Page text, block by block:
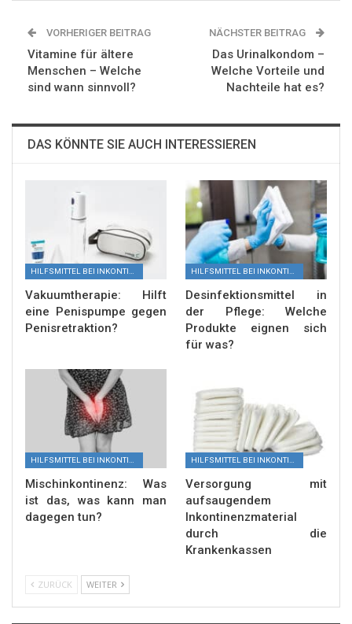
VORHERIGER BEITRAG
Vitamine für ältere
Menschen – Welche
sind wann sinnvoll?
NÄCHSTER BEITRAG
Das Urinalkondom –
Welche Vorteile und
Nachteile hat es?
DAS KÖNNTE SIE AUCH INTERESSIEREN
Vakuumtherapie: Hilft
eine Penispumpe gegen
Penisretraktion?
Desinfektionsmittel in
der Pflege: Welche
Produkte eignen sich
für was?
Mischinkontinenz: Was
ist das, was kann man
dagegen tun?
Versorgung mit
aufsaugendem
Inkontinenzmaterial
durch die
Krankenkassen
ZURÜCK WEITER